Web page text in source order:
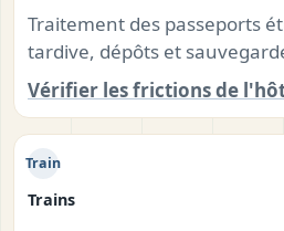
Traitement des passeports
tardive, dépôts et
Vérifier les frictions de
Train
Trains